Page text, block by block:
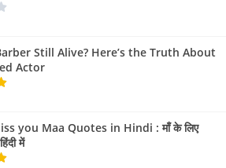
Still Alive? Here’s the Truth About
Actor
you Maa Quotes in Hindi : माँ के लिए
में